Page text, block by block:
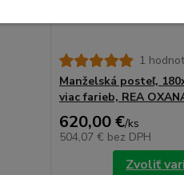
1
Manželská posteľ,
viac farieb, REA
620,00 €/ks
504,07 € bez DPH
Zvoliť